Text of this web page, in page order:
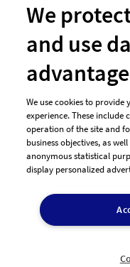
Unsere
AGB Dienstleister
We
and use
advantage
We use cookies to
experience. These include
operation of the site and
business objectives, as
anonymous statistical
display personalized